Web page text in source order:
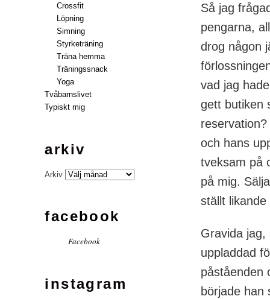
Så jag
pengarna,
drog någon
vad jag
gett butiken
och hans
tveksam på
på mig.
ställt
Gravida
uppladdad
påståenden
började han
Crossfit
Löpning
Simning
Styrketräning
Träna hemma
Träningssnack
Yoga
Tvåbarnslivet
Typiskt mig
arkiv
Arkiv
facebook
Facebook
instagram